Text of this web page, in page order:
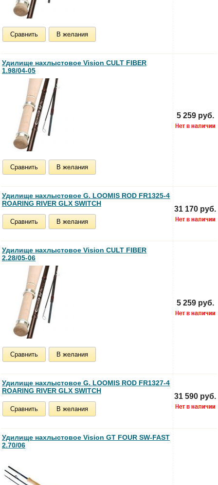
Сравнить В желания
Удилище нахлыстовое Vision CULT FIBER
1.98/04-05
Сравнить В желания
5 259 руб.
Удилище нахлыстовое G. LOOMIS ROD FR1325-4
ROARING RIVER GLX SWITCH
Сравнить В желания
31 170 руб.
Удилище нахлыстовое Vision CULT FIBER
2.28/05-06
Сравнить В желания
5 259 руб.
Удилище нахлыстовое G. LOOMIS ROD FR1327-4
ROARING RIVER GLX SWITCH
Сравнить В желания
31 590 руб.
Удилище нахлыстовое Vision GT FOUR SW-FAST
2.70/06